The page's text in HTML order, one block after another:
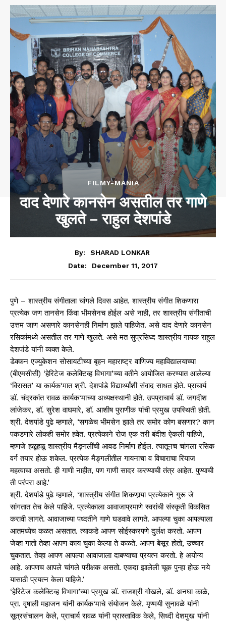
FILMY-MANIA
दाद देणारे कानसेन असतील तर गाणे
खुलते – राहुल देशपांडे
By:
SHARAD LONKAR
Date:
December 11, 2017
पुणे – शास्त्रीय संगीताला चांगले दिवस आहेत. शास्त्रीय संगीत शिकणारा
प्रत्येक जण तानसेन किंवा भीमसेनच होईल असे नाही, तर शास्त्रीय संगीताची
उत्तम जाण असणारे कानसेनही निर्माण झाले पाहिजेत. असे दाद देणारे कानसेन
रसिकांमध्ये असतील तर गाणे खुलते. असे मत सुप्रसिध्द शास्त्रीय गायक राहुल
देशपांडे यांनी व्यक्त केले.
डेक्कन एज्युकेशन सोसायटीच्या बृहन महाराष्ट्र वाणिज्य महाविद्यालयाच्या
(बीएमसीसी) ‘हेरिटेज कलेक्टिव्ह विभागा’च्या वतीने आयोजित करण्यात आलेल्या
‘विरासत’ या कार्यक‘मात श्री. देशपांडे विद्यार्थ्यांशी संवाद साधत होते. प्राचार्य
डॉ. चंद्रकांत रावळ कार्यक‘माच्या अध्यक्षस्थानी होते. उपप्राचार्य डॉ. जगदीश
लांजेकर, डॉ. सुरेश वाघमारे, डॉ. आशीष पुराणीक यांची प्रमुख उपस्थिती होती.
श्री. देशपांडे पुढे म्हणाले, ‘सगळेच भीमसेन झाले तर समोर कोण बसणार? कान
पकडणारे लोकही समोर हवेत. प्रत्येकाने रोज एक तरी बंदीश ऐकली पाहिजे,
म्हणजे हळूहळू शास्त्रीय मैङ्गलींची आवड निर्माण होईल. त्यातूनच चांगला रसिक
वर्ग तयार होऊ शकेल. प्रत्येक मैङ्गलीतील गायनाचा व विचाराचा रियाज
महत्वाचा असतो. ही गाणी नाहीत, पण गाणी सादर करण्याची तंत्र आहेत. पुण्याची
ती परंपरा आहे.’
श्री. देशपांडे पुढे म्हणाले, ‘शास्त्रीय संगीत शिकणार्‍या प्रत्येकाने गुरू जे
सांगतात तेच केले पाहिजे. प्रत्येकाला आवाजाप्रमाणे स्वरांची संस्कृती विकसित
करावी लागते. आवाजाच्या पध्दतीने गाणे घडवावे लागते. आपल्या चुका आपल्याला
आतमध्येच कळत असतात. त्याकडे आपण सोईस्करपणे दुर्लक्ष करतो. आपण
जेव्हा गातो तेव्हा आपण काय चुका केल्या ते कळते. आपण बेसूर होतो, उच्चार
चुकतात. तेव्हा आपण आपल्या आवाजाला दाबण्याचा प्रयत्न करतो. हे अयोग्य
आहे. आपणच आपले चांगले परीक्षक असतो. एकदा झालेली चूक पुन्हा होऊ नये
यासाठी प्रयत्न केला पाहिजे.’
‘हेरिटेज कलेक्टिव्ह विभागा’च्या प्रमुख डॉ. राजश्री गोखले, डॉ. अनघा काळे,
प्रा. वृषाली महाजन यांनी कार्यक‘माचे संयोजन केेले. मृण्मयी सुनावळे यांनी
सूत्रसंचालन केले, प्राचार्य रावळ यांनी प्रास्ताविक केले, सिध्दी देशमुख यांनी